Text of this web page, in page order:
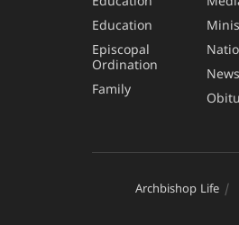
Education
Episcopal
Ordination
Family
News
Archbishop Life